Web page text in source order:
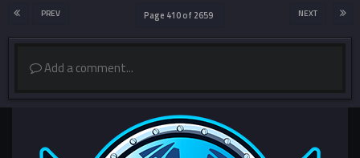
PREV NEXT
Page 410 of 2659
Add a comment...